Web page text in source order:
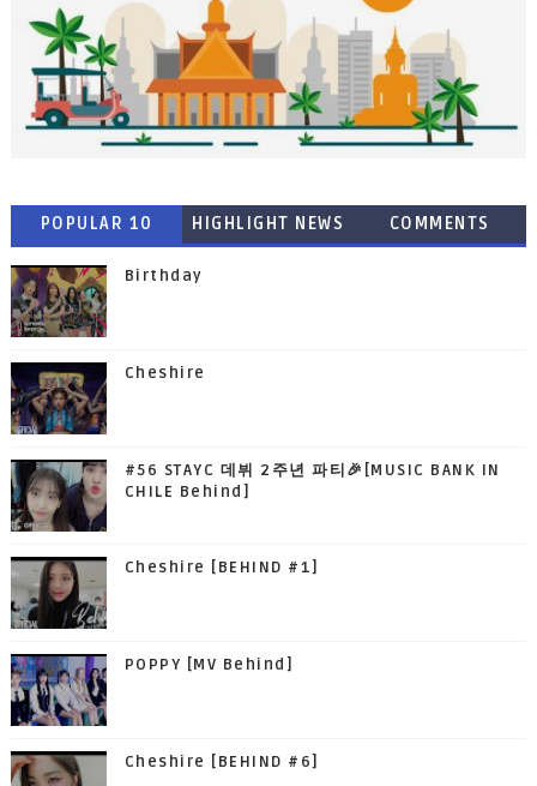
POPULAR 10 HIGHLIGHT NEWS COMMENTS
Birthday
Cheshire
#56 STAYC 데뷔 2주년 파티🎉[MUSIC BANK IN
CHILE Behind]
Cheshire [BEHIND #1]
POPPY [MV Behind]
Cheshire [BEHIND #6]